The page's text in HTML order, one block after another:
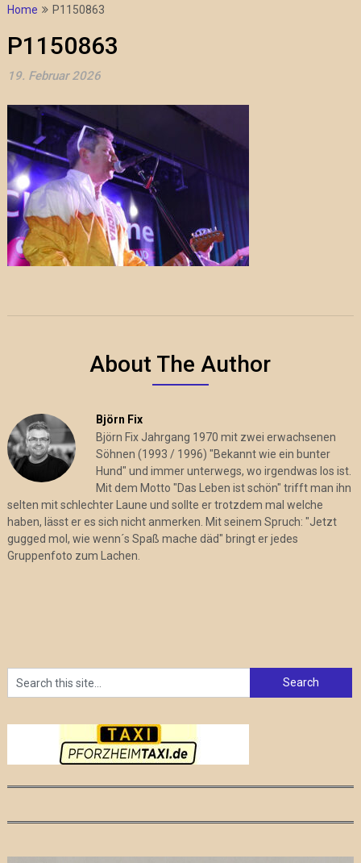
Home P1150863
P1150863
19. Februar 2026
About The Author
Björn Fix
Björn Fix Jahrgang 1970 mit zwei erwachsenen
Söhnen (1993 / 1996) "Bekannt wie ein bunter
Hund" und immer unterwegs, wo irgendwas los ist.
Mit dem Motto "Das Leben ist schön" trifft man ihn
selten mit schlechter Laune und sollte er trotzdem mal welche
haben, lässt er es sich nicht anmerken. Mit seinem Spruch: "Jetzt
gugged mol, wie wenn´s Spaß mache däd" bringt er jedes
Gruppenfoto zum Lachen.